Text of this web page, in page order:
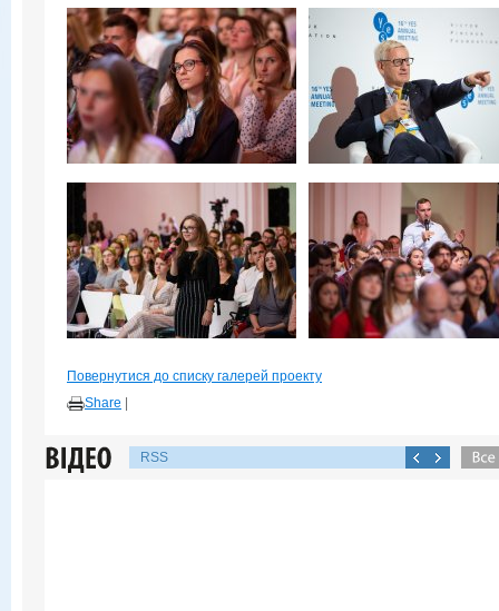
Повернутися до списку галерей проекту
Share
RSS